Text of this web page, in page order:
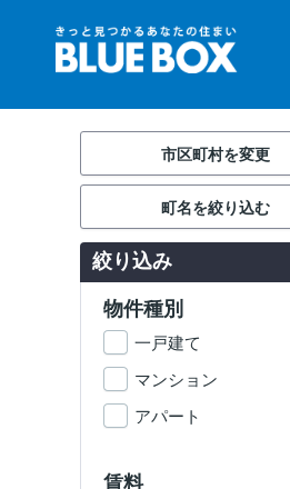
市区町村を変更
町名を絞り込む
絞り込み
物件種別
一戸建て
マンション
アパート
賃料